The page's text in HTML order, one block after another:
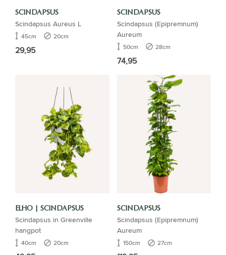
SCINDAPSUS
Scindapsus Aureus L
45cm 20cm
29,95
SCINDAPSUS
Scindapsus (Epipremnum)
Aureum
50cm 28cm
74,95
ELHO | SCINDAPSUS
Scindapsus in Greenville
hangpot
40cm 20cm
SCINDAPSUS
Scindapsus (Epipremnum)
Aureum
150cm 27cm